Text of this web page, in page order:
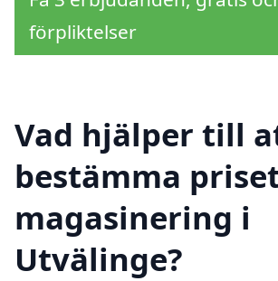
förpliktelser
Vad hjälper till
bestämma
magasinering i
Utvälinge?